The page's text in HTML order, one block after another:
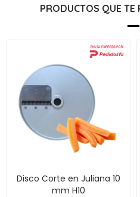
PRODUCTOS QUE TE
Disco Corte en Juliana 10
mm H10